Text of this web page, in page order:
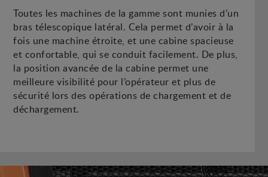
Toutes les machines de la gamme sont munies d’un
bras télescopique latéral. Cela permet d’avoir à la
fois une machine étroite, et une cabine spacieuse
et confortable, qui se conduit facilement. De plus,
la position avancée de la cabine permet une
meilleure visibilité pour l’opérateur et plus de
sécurité lors des opérations de chargement et de
déchargement.